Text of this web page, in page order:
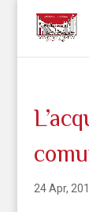
24 Apr,